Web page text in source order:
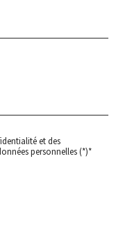
et des
personnelles (*)*